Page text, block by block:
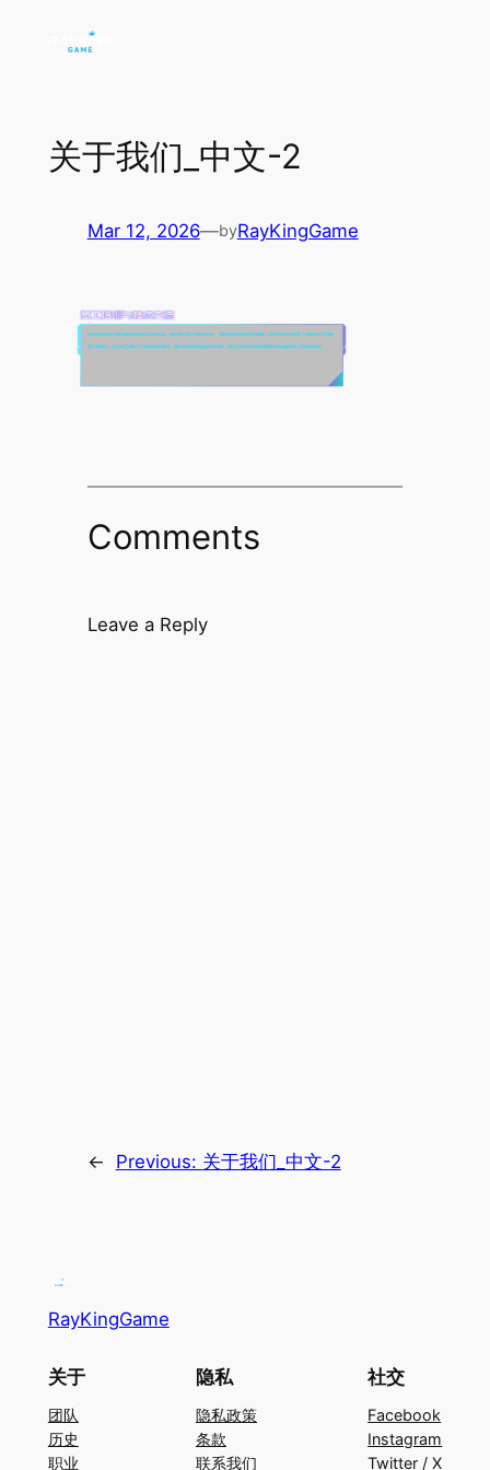
关于我们_中文-2
Mar 12, 2026—byRayKingGame
Comments
Leave a Reply
← Previous: 关于我们_中文-2
RayKingGame
关于
团队
历史
职业
隐私
隐私政策
条款
联系我们
社交
Facebook
Instagram
Twitter / X